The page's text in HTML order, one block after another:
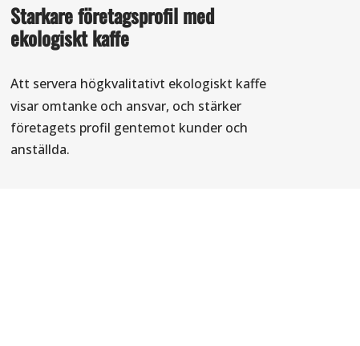
Starkare företagsprofil med
ekologiskt kaffe
Att servera högkvalitativt ekologiskt kaffe
visar omtanke och ansvar, och stärker
företagets profil gentemot kunder och
anställda.